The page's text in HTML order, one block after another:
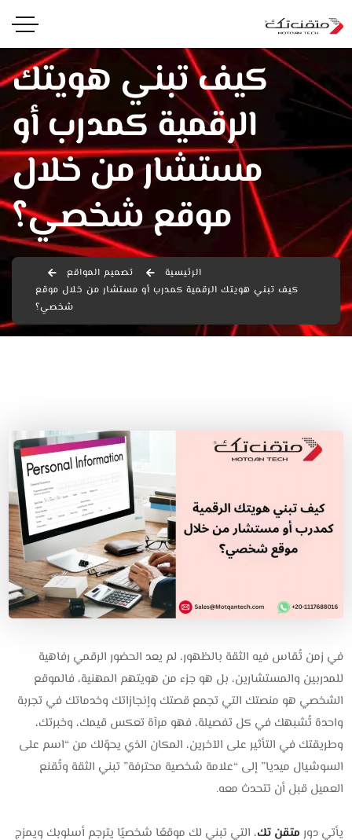
كيف تبني هويتك
الرقمية كمدرب أو
مستشار من خلال
موقع شخصي؟
الرئيسية
تصميم المواقع
كيف تبني هويتك الرقمية كمدرب أو مستشار من خلال موقع
شخصي؟
في زمن تُقاس فيه الثقة بالظهور، لم يعد الحضور الرقمي رفاهية
للمدربين والمستشارين، بل هو جزء من هويتهم المهنية، فالموقع
الشخصي هو منصتك التي تجمع قصتك وإنجازاتك وخدماتك في تجربة
واحدة تُشبهك في كل تفصيلة، فهو مرآة تعكس قيمك، وخبرتك،
وطريقتك في التأثير على الآخرين، المكان الذي يحوّلك من “اسم على
السوشيال ميديا” إلى “علامة شخصية محترفة” تبني الثقة وتُقنع
العميل قبل أن تتحدث معه.
يأتي دور متقن تك، التي تبني لك موقعًا شخصيًا يترجم أسلوبك ويمزج